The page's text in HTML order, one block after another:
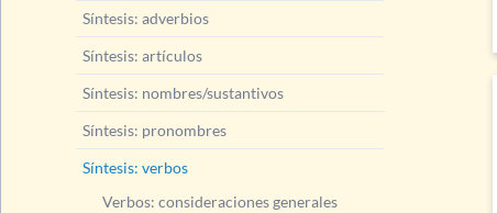
Síntesis: adverbios
Síntesis: artículos
Síntesis: nombres/sustantivos
Síntesis: pronombres
Síntesis: verbos
Verbos: consideraciones generales